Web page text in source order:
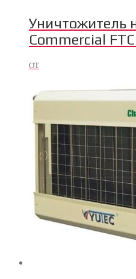
Уничтожитель
Commercial
ОТ